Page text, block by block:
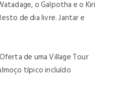
o Galpotha e o Kiri
de dia livre. Jantar e
de uma Village Tour
típico incluído